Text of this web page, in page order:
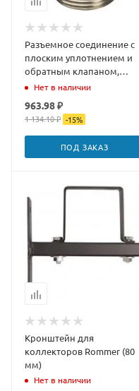
Разъемное соединение с
плоским уплотнением и
обратным клапаном,
никелированное 3/4"
Нет в наличии
963.98 ₽
1 134.10 ₽ -15%
ПОД ЗАКАЗ
Кронштейн для
коллекторов Rommer (80
мм)
Нет в наличии